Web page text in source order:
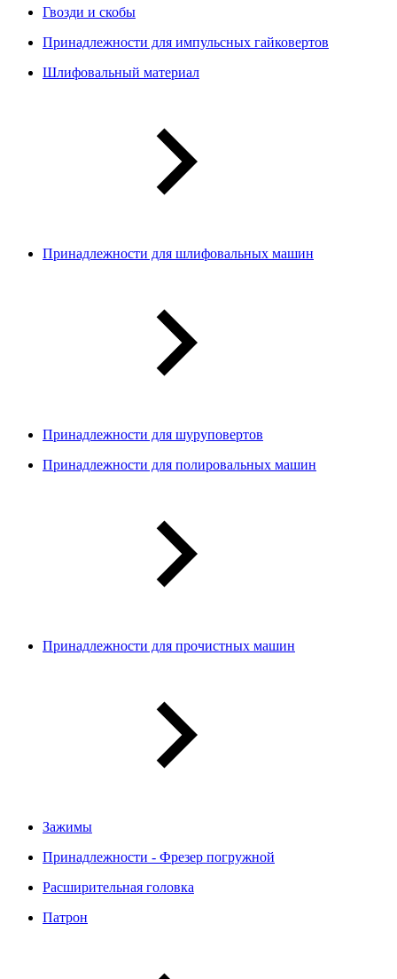
Гвозди и скобы
Принадлежности для импульсных гайковертов
Шлифовальный материал
Принадлежности для шлифовальных машин
Принадлежности для шуруповертов
Принадлежности для полировальных машин
Принадлежности для прочистных машин
Зажимы
Принадлежности - Фрезер погружной
Расширительная головка
Патрон